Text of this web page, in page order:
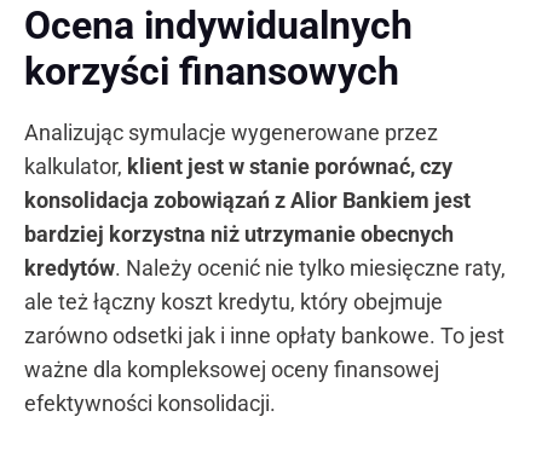
Ocena indywidualnych
korzyści finansowych
Analizując symulacje wygenerowane przez
kalkulator, klient jest w stanie porównać, czy
konsolidacja zobowiązań z Alior Bankiem jest
bardziej korzystna niż utrzymanie obecnych
kredytów. Należy ocenić nie tylko miesięczne raty,
ale też łączny koszt kredytu, który obejmuje
zarówno odsetki jak i inne opłaty bankowe. To jest
ważne dla kompleksowej oceny finansowej
efektywności konsolidacji.